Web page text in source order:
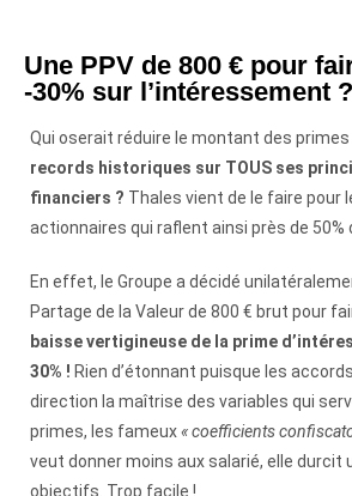
Une PPV de 800 € pour
-30% sur l’intéressement ?
Qui oserait réduire le montant des primes
records historiques sur TOUS ses
financiers ? Thales vient de le faire pour
actionnaires qui raflent ainsi près de 50%
En effet, le Groupe a décidé
Partage de la Valeur de 800 € brut pour
baisse vertigineuse de la prime
30% ! Rien d’étonnant puisque les
direction la maîtrise des variables qui
primes, les fameux« coefficients
veut donner moins aux salarié, elle durcit
objectifs. Trop facile !